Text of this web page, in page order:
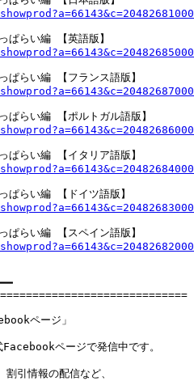
ージ」
ページで発信中です。
引情報の配信など、